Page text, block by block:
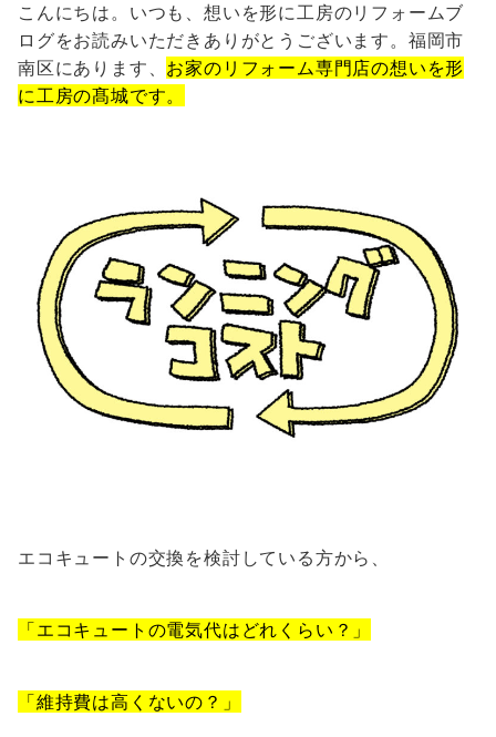
こんにちは。いつも、想いを形に工房のリフォームブ
ログをお読みいただきありがとうございます。福岡市
南区にあります、 お家のリフォーム専門店の想いを形
に工房の髙城です。
エコキュートの交換を検討している方から、
「エコキュートの電気代はどれくらい？」
「維持費は高くないの？」